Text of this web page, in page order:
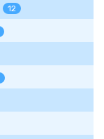
12